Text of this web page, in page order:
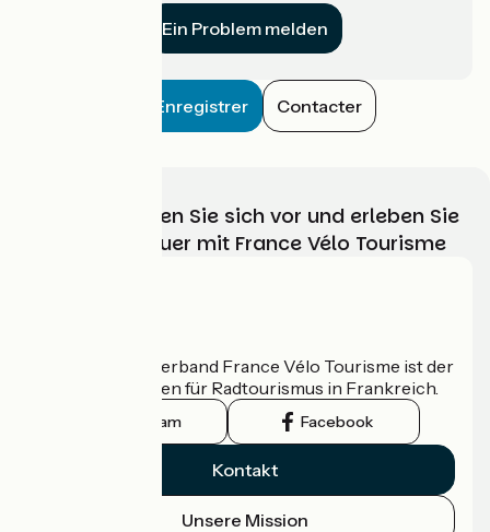
Ein Problem melden
Enregistrer Contacter
Wählen, bereiten Sie sich vor und erleben Sie
Ihr Radabenteuer mit France Vélo Tourisme
Der nationale Verband France Vélo Tourisme ist der
offizielle Leitfaden für Radtourismus in Frankreich.
Instagram Facebook
Kontakt
Unsere Mission